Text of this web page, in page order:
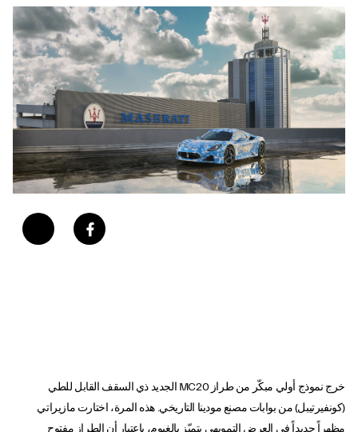
خرج نموذج أولي مبكّر من طراز MC20 الجديد ذي السقف القابل للطي
(كونفيرتيبل) من بوابات مصنع مودينا التاريخي. هذه المرة، اختارت مازيراتي
مظهراً جديداً في العرض التمويهي يتميّز بالغيوم، باعتبار أن الطراز مفتوح